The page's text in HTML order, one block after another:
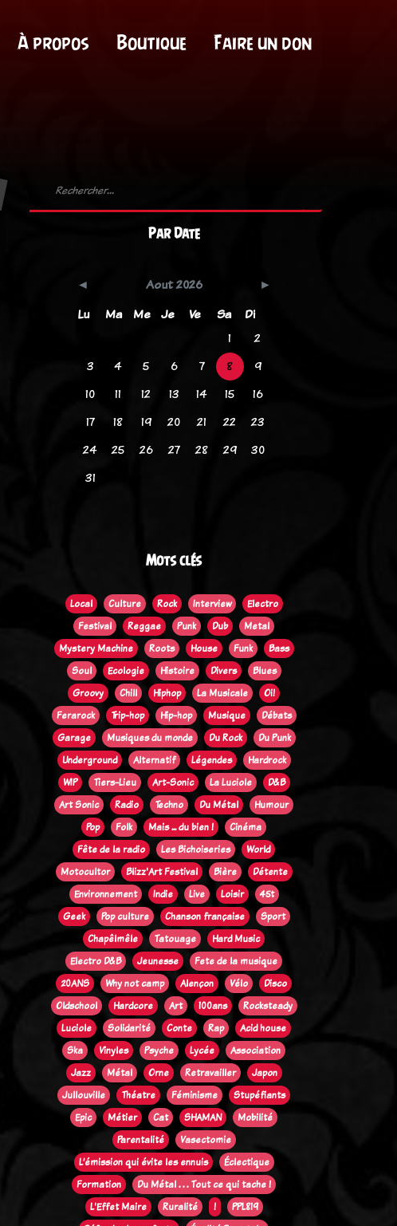
À propos Boutique Faire un don
Par Date
Aout 2026
Lu
Ma Me Je Ve Sa
Di
1
2
3
4 5 6 7 8
9
10
11 12 13 14 15
16
17
18 19 20 21 22
23
24
25 26 27 28 29
30
31
Mots clés
Local Culture Rock Interview
Electro
Festival
Reggae Punk Dub
Metal
Mystery Machine
Roots House Funk
Bass
Soul
Ecologie Histoire Divers
Blues
Groovy
Chill Hiphop La Musicale
Oi!
Ferarock
Trip-hop Hip-hop Musique
Débats
Garage
Musiques du monde Du Rock
Du Punk
Underground
Alternatif Légendes
Hardrock
WIP
Tiers-Lieu Art-Sonic La Luciole
D&B
Art Sonic
Radio Techno Du Métal
Humour
Pop
Folk Mais ... du bien !
Cinéma
Fête de la radio
Les Bichoiseries
World
Motocultor
Blizz'Art Festival Bière
Détente
Environnement
Indie Live Loisir
45t
Geek
Pop culture Chanson française
Sport
Chapêlmêle
Tatouage
Hard Music
Electro D&B
Jeunesse
Fete de la musique
20ANS
Why not camp Alençon Vélo
Disco
Oldschool
Hardcore Art 100ans
Rocksteady
Luciole
Solidarité Conte Rap
Acid house
Ska
Vinyles Psyche Lycée
Association
Jazz
Métal Orne Retravailler
Japon
Jullouville
Théatre Féminisme
Stupéfiants
Epic
Métier Cat SHAMAN
Mobilité
Parentalité
Vasectomie
L’émission qui évite les ennuis
Éclectique
Formation
Du Métal . . . Tout ce qui tache !
L'Effet Maire
Ruralité !
PPL819